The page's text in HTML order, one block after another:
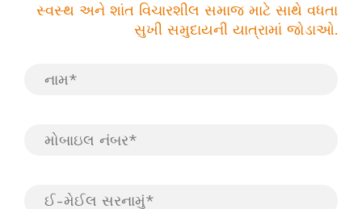
સ્વસ્થ અને શાંત વિચારશીલ સમાજ માટે સાથે વધતા
સુખી સમુદાયની યાત્રામાં જોડાઓ.